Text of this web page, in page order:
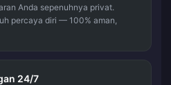
Anda sepenuhnya privat.
percaya diri — 100% aman,
24/7